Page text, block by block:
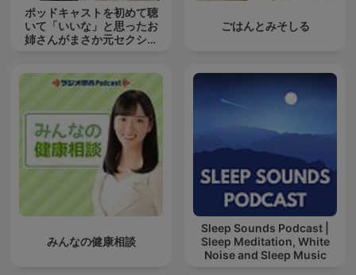
ポッドキャストを初めて聴
いて「いいな」と思ったお
姉さんがまさか元セクシー
ごはんとみそしる
みんなの健康相談
Sleep Sounds Podcast |
Sleep Meditation, White
Noise and Sleep Music